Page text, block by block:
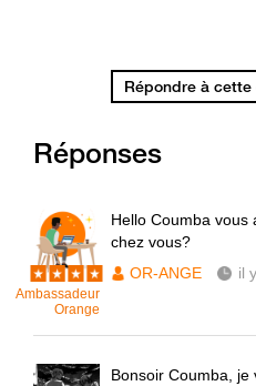
Répondre à cette
Réponses
Ambassadeur
Orange
Hello Coumba vous
chez vous?
OR-ANGE
il
Bonsoir Coumba,